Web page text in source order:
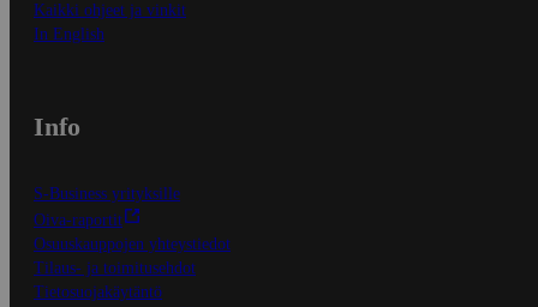
Kaikki ohjeet ja vinkit
In English
Info
S-Business yrityksille
Oiva-raportit
Osuuskauppojen yhteystiedot
Tilaus- ja toimitusehdot
Tietosuojakäytäntö